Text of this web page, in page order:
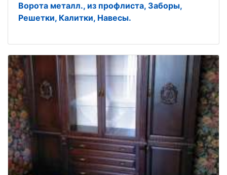
Ворота металл., из профлиста, Заборы,
Решетки, Калитки, Навесы.